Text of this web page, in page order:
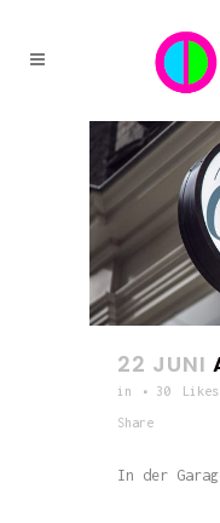
22 JUNI
in 30 Likes
Share
In der